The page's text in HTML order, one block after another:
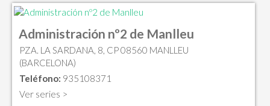
Administración nº2 de Manlleu
PZA. LA SARDANA, 8, CP 08560 MANLLEU
(BARCELONA)
Teléfono: 935108371
Ver series >